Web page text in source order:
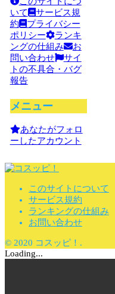
いて
サービス規
約
プライバシー
ポリシー
ランキ
ングの仕組み
お
問い合わせ
サイ
トの不具合・バグ
報告
メニュー
あなたがフォロ
ーしたアカウント
このサイトについて
サービス規約
ランキングの仕組み
お問い合わせ
© 2020 コスッピ！.
Loading...